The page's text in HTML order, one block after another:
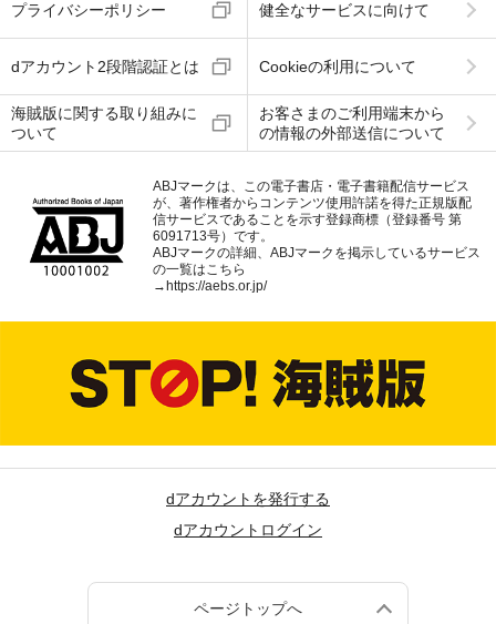
プライバシーポリシー 健全なサービスに向けて
dアカウント2段階認証とは Cookieの利用について
海賊版に関する取り組みに
ついて
お客さまのご利用端末から
の情報の外部送信について
ABJマークは、この電子書店・電子書籍配信サービス
が、著作権者からコンテンツ使用許諾を得た正規版配
信サービスであることを示す登録商標（登録番号 第
6091713号）です。
ABJマークの詳細、ABJマークを掲示しているサービス
の一覧はこちら
→ https://aebs.or.jp/
dアカウントを発行する
dアカウントログイン
ページトップへ